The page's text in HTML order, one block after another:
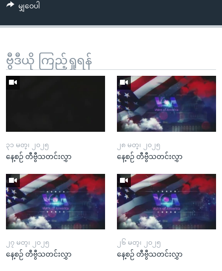
မျှဝေပါ
ဗွီဒီယို ကြည့်ရှုရန်
၃၁ မတ္၊ ၂၀၂၅
နေ့စဉ် တီဗွီသတင်းလွှာ
၂၈ မတ္၊ ၂၀၂၅
နေ့စဉ် တီဗွီသတင်းလွှာ
၂၇ မတ္၊ ၂၀၂၅
နေ့စဉ် တီဗွီသတင်းလွှာ
၂၆ မတ္၊ ၂၀၂၅
နေ့စဉ် တီဗွီသတင်းလွှာ